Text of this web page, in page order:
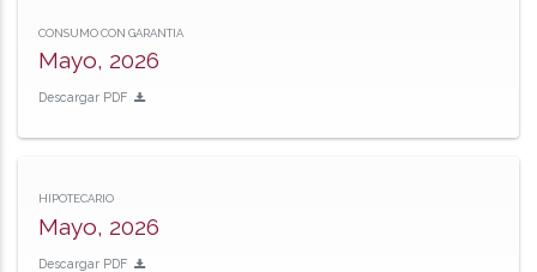
CONSUMO CON GARANTIA
Mayo, 2026
Descargar PDF
HIPOTECARIO
Mayo, 2026
Descargar PDF